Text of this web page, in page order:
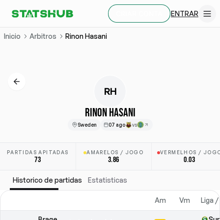
ENTRAR
Inicio Arbitros Rinon Hasani
RH
RINON HASANI
Sweden 07 ago vs
PARTIDAS APITADAS
73
AMARELOS / JOGO
3.86
VERMELHOS /
0.03
Historico de partidas Estatisticas
Am Vm Liga